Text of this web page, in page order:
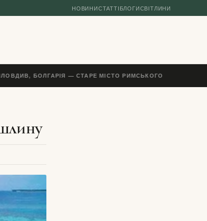
НОВИНИСТАТТІБЛОГИСВІТЛИНИ
БОЛГАРІЯ — СТАРЕ МІСТО РИМСЬКОГО ТЕАТРУ,